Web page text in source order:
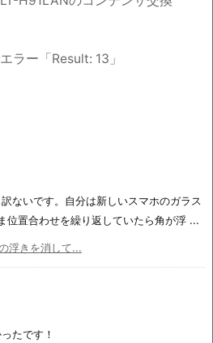
ラー「Result: 13」
ないです。自分は新しいスマホのガラス
位置合わせを繰り返していたら角が浮 ...
浮きを消して...
たです！